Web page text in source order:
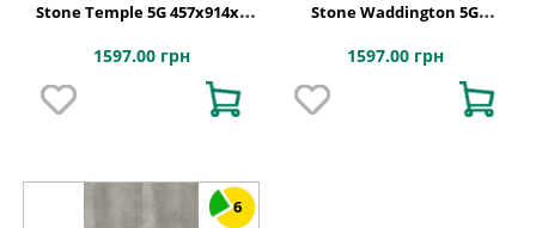
Stone Temple 5G 457x914х6
1597.00 грн
Stone Waddington 5G
1597.00 грн
6